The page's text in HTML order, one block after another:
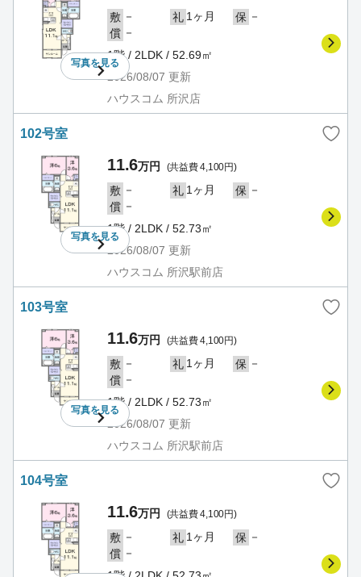
写真を見る
敷 － 礼 1ヶ月 保 －
償 －
1階 / 2LDK / 52.69㎡
2026/08/07 更新
ハウスコム 所沢店
102号室
写真を見る
11.6万円 (共益費 4,100円)
敷 － 礼 1ヶ月 保 －
償 －
1階 / 2LDK / 52.73㎡
2026/08/07 更新
ハウスコム 所沢駅前店
103号室
写真を見る
11.6万円 (共益費 4,100円)
敷 － 礼 1ヶ月 保 －
償 －
1階 / 2LDK / 52.73㎡
2026/08/07 更新
ハウスコム 所沢駅前店
104号室
11.6万円 (共益費 4,100円)
敷 － 礼 1ヶ月 保 －
償 －